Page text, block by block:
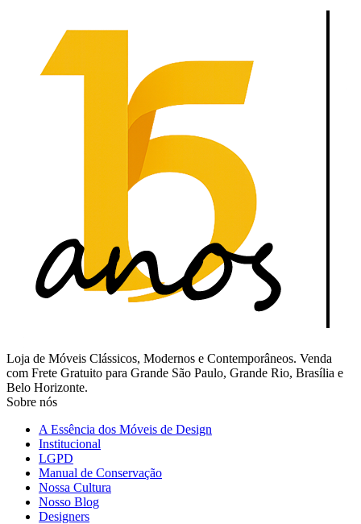
Loja de Móveis Clássicos, Modernos e Contemporâneos. Venda
com Frete Gratuito para Grande São Paulo, Grande Rio, Brasília e
Belo Horizonte.
Sobre nós
A Essência dos Móveis de Design
Institucional
LGPD
Manual de Conservação
Nossa Cultura
Nosso Blog
Designers